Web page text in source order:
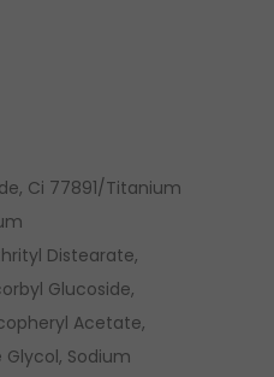
Ci 77891/Titanium
Distearate,
Glucoside,
Acetate,
Glycol, Sodium